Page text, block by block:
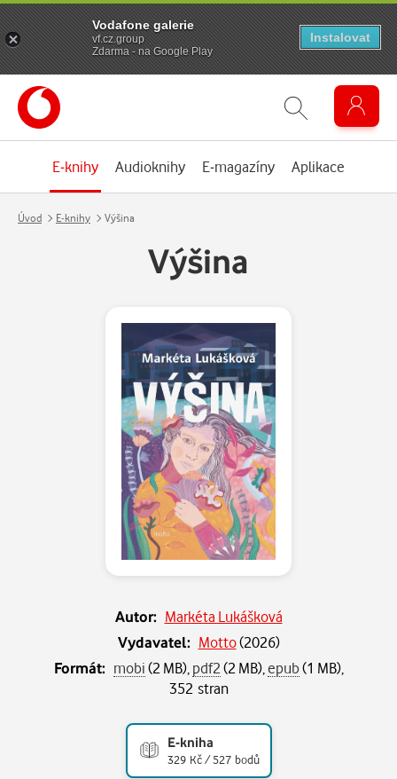
E-knihy Audioknihy E-magazíny Aplikace
Úvod E-knihy Výšina
Výšina
Autor: Markéta Lukášková
Vydavatel: Motto(2026)
Formát: mobi(2 MB), pdf2(2 MB), epub(1 MB),
352 stran
E-kniha
329 Kč / 527 bodů
Vodafone galerie
vf.cz.group
Zdarma - na Google Play
Instalovat